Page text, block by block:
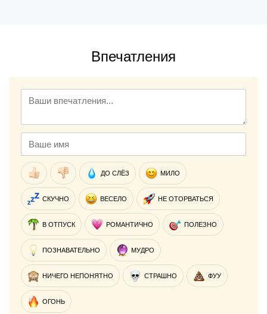
Впечатления
ДО СЛЁЗ МИЛО
СКУЧНО ВЕСЕЛО НЕ ОТОРВАТЬСЯ
В ОТПУСК РОМАНТИЧНО ПОЛЕЗНО
ПОЗНАВАТЕЛЬНО МУДРО
НИЧЕГО НЕПОНЯТНО СТРАШНО ФУУ
ОГОНЬ